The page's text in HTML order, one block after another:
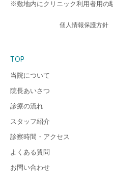
※敷地内にクリニック利用者用の
個人情報保護方針
TOP
当院について
院長あいさつ
診療の流れ
スタッフ紹介
診察時間・アクセス
よくある質問
お問い合わせ